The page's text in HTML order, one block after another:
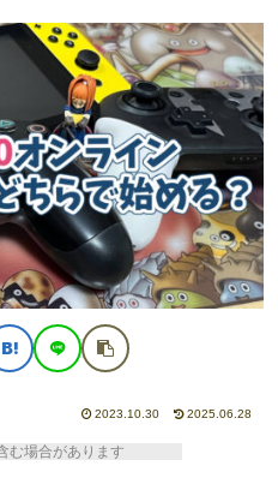
2023.10.30 2025.06.28
む場合があります